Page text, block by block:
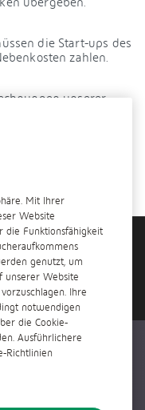
die Start-ups des
zahlen.
unserer
Zahlungen zu
Mit Ihrer
Website
die Funktionsfähigkeit
genutzt, um
unserer Website
Ihre
notwendigen
die Cookie-
Ausführlichere
Richtlinien